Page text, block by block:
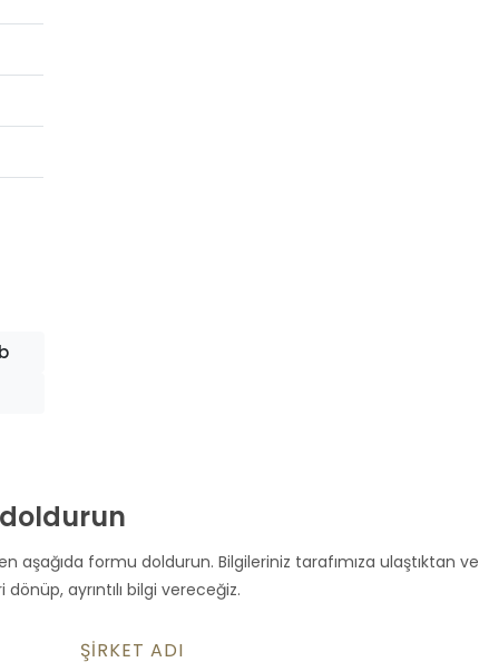
aşağıda formu doldurun. Bilgileriniz tarafımıza ulaştıktan ve
ayrıntılı bilgi vereceğiz.
ŞİRKET ADI